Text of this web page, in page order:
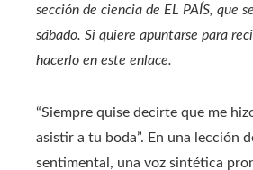
sección de ciencia de EL PAÍS, que
sábado. Si quiere apuntarse para
hacerlo en este enlace.
“Siempre quise decirte que me
asistir a tu boda”. En una lección
sentimental, una voz sintética